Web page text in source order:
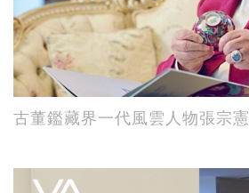
古董鑑藏界一代風雲人物張宗憲